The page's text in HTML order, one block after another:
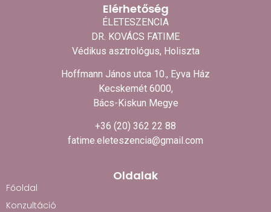
Elérhetőség
ÉLETESZENCIA
DR. KOVÁCS FATIME
Védikus asztrológus, Holiszta
Hoffmann János utca 10., Eyva Ház
Kecskemét 6000,
Bács-Kiskun Megye
+36 (20) 362 22 88
fatime.eleteszencia@gmail.com
Oldalak
Főoldal
Konzultáció